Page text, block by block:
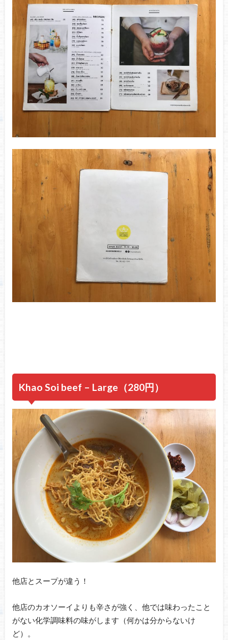
Khao Soi beef – Large（280円）
他店とスープが違う！
他店のカオソーイよりも辛さが強く、他では味わったこと
がない化学調味料の味がします（何かは分からないけ
ど）。